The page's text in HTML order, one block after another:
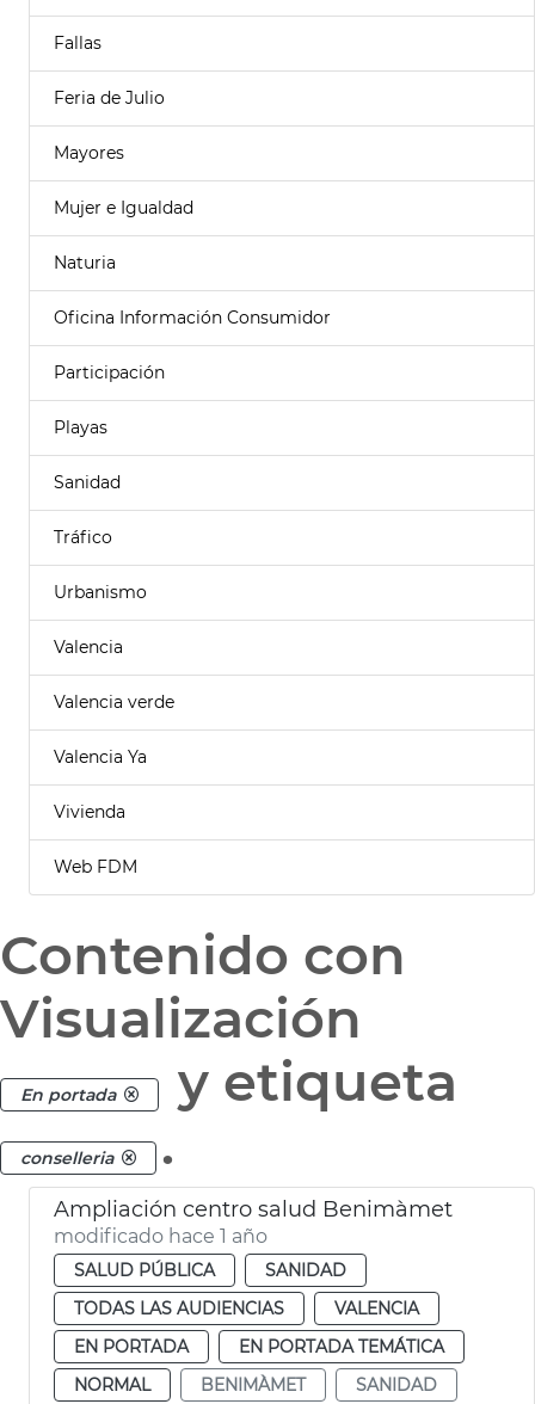
Fallas
Feria de Julio
Mayores
Mujer e Igualdad
Naturia
Oficina Información Consumidor
Participación
Playas
Sanidad
Tráfico
Urbanismo
Valencia
Valencia verde
Valencia Ya
Vivienda
Web FDM
Contenido con
Visualización
En portada y etiqueta
conselleria .
Ampliación centro salud Benimàmet
modificado hace 1 año
SALUD PÚBLICA
SANIDAD
TODAS LAS AUDIENCIAS
VALENCIA
EN PORTADA
EN PORTADA TEMÁTICA
NORMAL
BENIMÀMET
SANIDAD